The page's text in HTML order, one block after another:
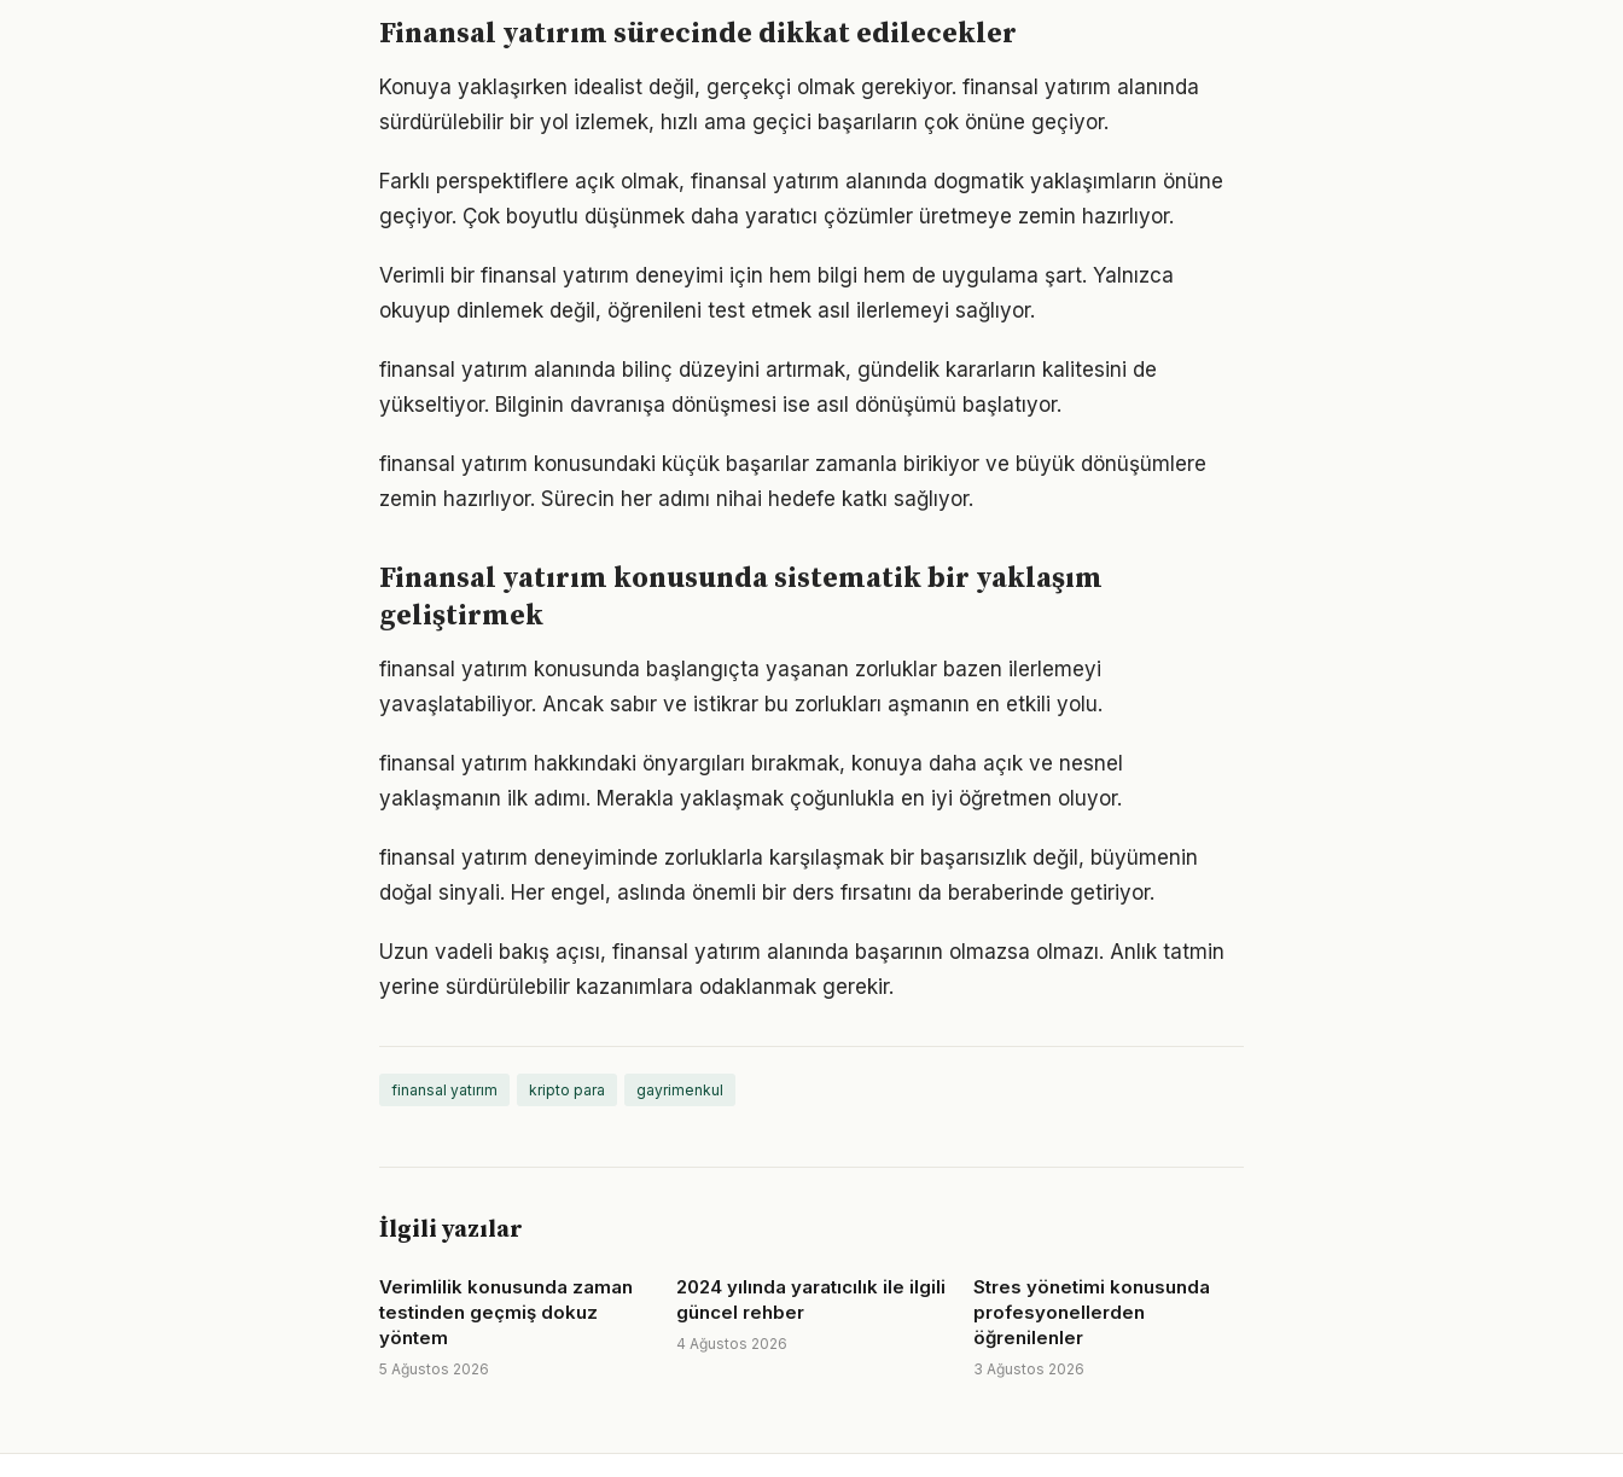
Finansal yatırım sürecinde dikkat edilecekler
Konuya yaklaşırken idealist değil, gerçekçi olmak gerekiyor. finansal yatırım alanında
sürdürülebilir bir yol izlemek, hızlı ama geçici başarıların çok önüne geçiyor.
Farklı perspektiflere açık olmak, finansal yatırım alanında dogmatik yaklaşımların önüne
geçiyor. Çok boyutlu düşünmek daha yaratıcı çözümler üretmeye zemin hazırlıyor.
Verimli bir finansal yatırım deneyimi için hem bilgi hem de uygulama şart. Yalnızca
okuyup dinlemek değil, öğrenileni test etmek asıl ilerlemeyi sağlıyor.
finansal yatırım alanında bilinç düzeyini artırmak, gündelik kararların kalitesini de
yükseltiyor. Bilginin davranışa dönüşmesi ise asıl dönüşümü başlatıyor.
finansal yatırım konusundaki küçük başarılar zamanla birikiyor ve büyük dönüşümlere
zemin hazırlıyor. Sürecin her adımı nihai hedefe katkı sağlıyor.
Finansal yatırım konusunda sistematik bir yaklaşım
geliştirmek
finansal yatırım konusunda başlangıçta yaşanan zorluklar bazen ilerlemeyi
yavaşlatabiliyor. Ancak sabır ve istikrar bu zorlukları aşmanın en etkili yolu.
finansal yatırım hakkındaki önyargıları bırakmak, konuya daha açık ve nesnel
yaklaşmanın ilk adımı. Merakla yaklaşmak çoğunlukla en iyi öğretmen oluyor.
finansal yatırım deneyiminde zorluklarla karşılaşmak bir başarısızlık değil, büyümenin
doğal sinyali. Her engel, aslında önemli bir ders fırsatını da beraberinde getiriyor.
Uzun vadeli bakış açısı, finansal yatırım alanında başarının olmazsa olmazı. Anlık tatmin
yerine sürdürülebilir kazanımlara odaklanmak gerekir.
finansal yatırım kripto para gayrimenkul
İlgili yazılar
Verimlilik konusunda zaman
testinden geçmiş dokuz
yöntem
5 Ağustos 2026
2024 yılında yaratıcılık ile ilgili
güncel rehber
4 Ağustos 2026
Stres yönetimi konusunda
profesyonellerden
öğrenilenler
3 Ağustos 2026